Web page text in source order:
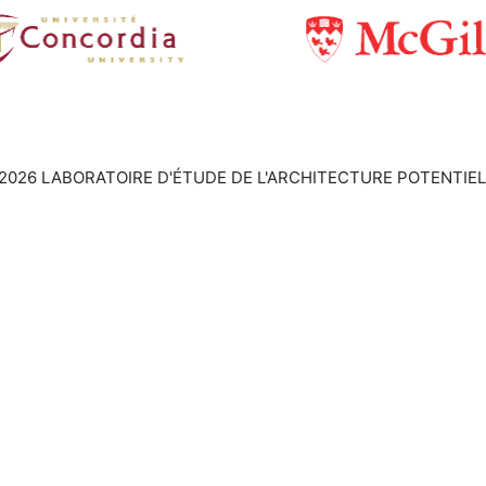
LABORATOIRE D'ÉTUDE DE L'ARCHITECTURE